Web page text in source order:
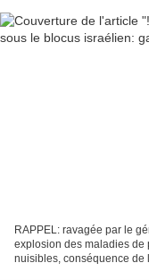
RAPPEL: ravagée par le
explosion des maladies de
nuisibles, conséquence de